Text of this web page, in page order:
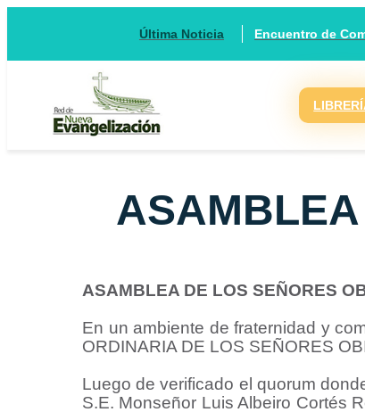
Última Noticia Encuentro de
ASAMBLEA DE LOS SEÑORES
En un ambiente de fraternidad y
ORDINARIA DE LOS SEÑORES
Luego de verificado el quorum
S.E. Monseñor Luis Albeiro Cortés